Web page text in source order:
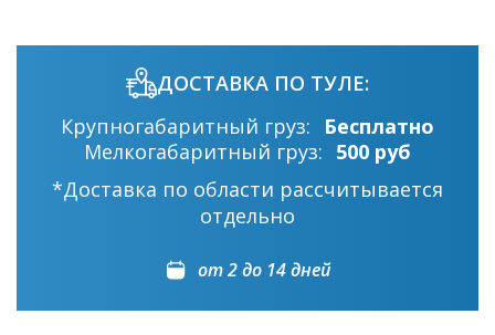
ДОСТАВКА ПО ТУЛЕ:
Крупногабаритный груз:
Бесплатно
Мелкогабаритный груз: 500 руб
*Доставка по области рассчитывается
отдельно
от 2 до 14 дней